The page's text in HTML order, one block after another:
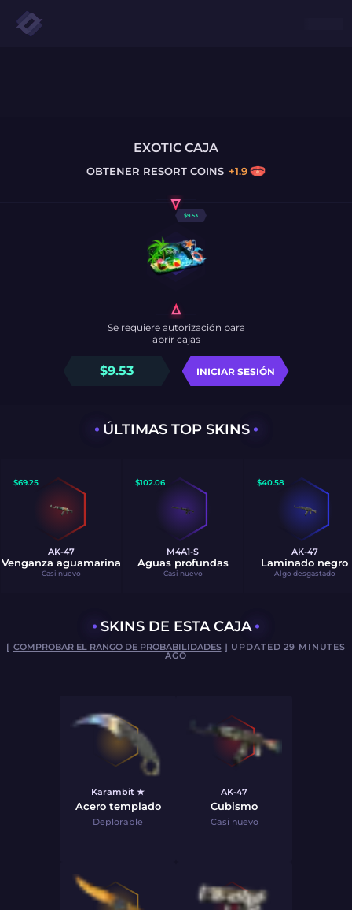
EXOTIC CAJA
OBTENER RESORT COINS +1.9
$9.53
$9.53 INICIAR SESIÓN
Se requiere autorización para
abrir cajas
ÚLTIMAS TOP SKINS
$69.25
AK-47
Venganza aguamarina
Casi nuevo
$102.06
M4A1-S
Aguas profundas
Casi nuevo
$40.58
AK-47
Laminado negro
Algo desgastado
SKINS DE ESTA CAJA
[ COMPROBAR EL RANGO DE PROBABILIDADES] UPDATED 29 MINUTES
AGO
Karambit ★
Acero templado
Deplorable
AK-47
Cubismo
Casi nuevo